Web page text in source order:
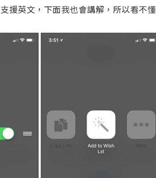
援英文，下面我也會講解，所以看不懂